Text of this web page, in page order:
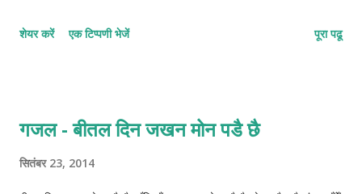
शेयर करें एक टिप्पणी भेजें पूरा पढू
गजल - बीतल दिन जखन मोन पडै छै
सितंबर 23, 2014